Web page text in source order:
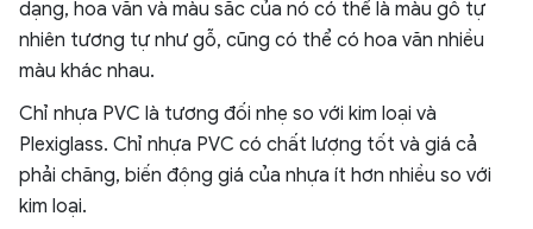
dạng, hoa văn và màu sắc của nó có thể là màu gỗ tự
nhiên tương tự như gỗ, cũng có thể có hoa văn nhiều
màu khác nhau.
Chỉ nhựa PVC là tương đối nhẹ so với kim loại và
Plexiglass. Chỉ nhựa PVC có chất lượng tốt và giá cả
phải chăng, biến động giá của nhựa ít hơn nhiều so với
kim loại.